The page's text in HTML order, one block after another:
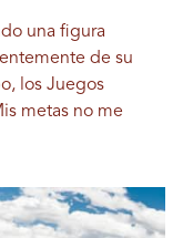
una figura
de su
los Juegos
metas no me